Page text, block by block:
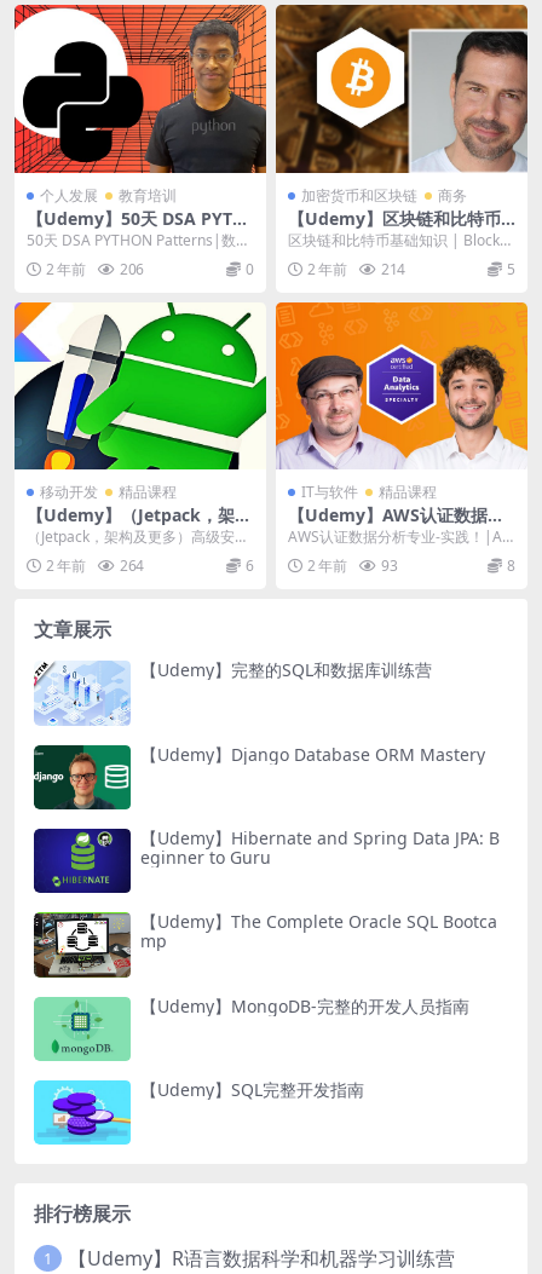
个人发展 教育培训
【Udemy】50天 DSA PYTH
ON Patterns|数据结构算法L
50天 DSA PYTHON Patterns|数据
结构算法LEETCODE |...
2 年前 206 0
加密货币和区块链 商务
【Udemy】区块链和比特币
基础知识
区块链和比特币基础知识 | Blockch
ain and Bitcoin Fun...
2 年前 214 5
移动开发 精品课程
【Udemy】（Jetpack，架构
及更多）高级安卓训练营
（Jetpack，架构及更多）高级安卓
训练营 | (Jetpack, Archi...
2 年前 264 6
IT与软件 精品课程
【Udemy】AWS认证数据分
析专业-实践！
AWS认证数据分析专业-实践！|AW
S Certified Data Analy...
2 年前 93 8
文章展示
【Udemy】完整的SQL和数据库训练营
【Udemy】Django Database ORM Mastery
【Udemy】Hibernate and Spring Data JPA: B
eginner to Guru
【Udemy】The Complete Oracle SQL Bootca
mp
【Udemy】MongoDB-完整的开发人员指南
【Udemy】SQL完整开发指南
排行榜展示
1 【Udemy】R语言数据科学和机器学习训练营